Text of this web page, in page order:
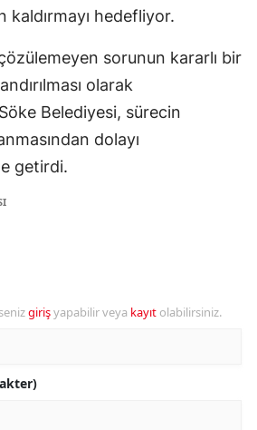
hedefliyor.
çözülemeyen sorunun kararlı bir
olarak
Belediyesi, sürecin
dolayı
getirdi.
girişyapabilir veya kayıt olabilirsiniz.